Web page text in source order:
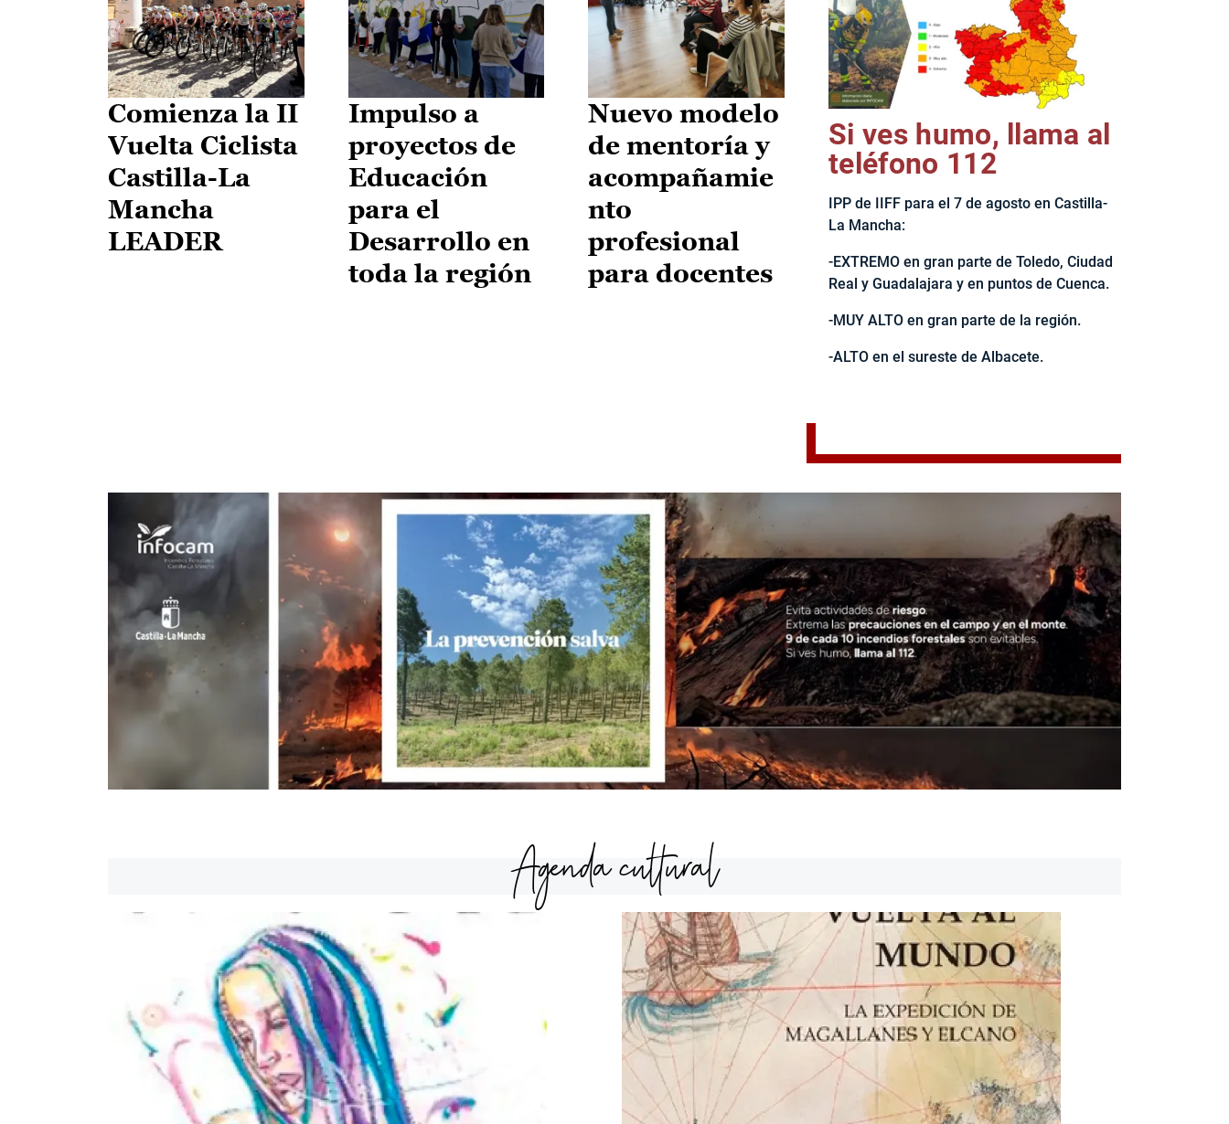
Comienza la II
Vuelta Ciclista
Castilla-La
Mancha
LEADER
Impulso a
proyectos de
Educación
para el
Desarrollo en
toda la región
Nuevo modelo
de mentoría y
acompañamie
nto
profesional
para docentes
Si ves humo, llama al
teléfono 112
IPP de IIFF para el 7 de agosto en Castilla-
La Mancha:
-EXTREMO en gran parte de Toledo, Ciudad
Real y Guadalajara y en puntos de Cuenca.
-MUY ALTO en gran parte de la región.
-ALTO en el sureste de Albacete.
Agenda cultural